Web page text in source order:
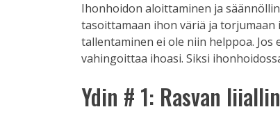
Ihonhoidon aloittaminen ja
tasoittamaan ihon väriä ja
tallentaminen ei ole niin helppoa.
vahingoittaa ihoasi. Siksi
Ydin # 1: Rasvan